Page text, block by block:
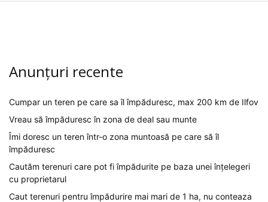
Anunțuri recente
Cumpar un teren pe care sa îl împăduresc, max 200 km de Ilfov
Vreau să împăduresc în zona de deal sau munte
Îmi doresc un teren într-o zona muntoasă pe care să îl
împăduresc
Cautăm terenuri care pot fi împădurite pe baza unei înțelegeri
cu proprietarul
Caut terenuri pentru împădurire mai mari de 1 ha, nu conteaza